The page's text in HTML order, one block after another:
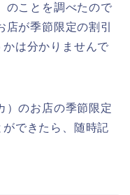
のことを調べたので
が季節限定の割引
は分かりませんで
）のお店の季節限定
できたら、随時記